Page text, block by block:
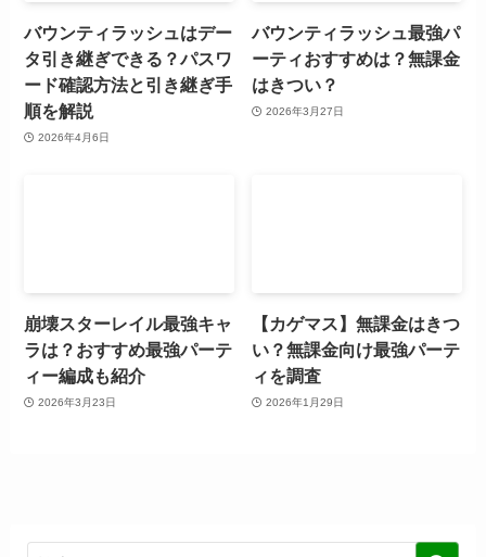
バウンティラッシュはデー
タ引き継ぎできる？パスワ
ード確認方法と引き継ぎ手
順を解説
2026年4月6日
バウンティラッシュ最強パ
ーティおすすめは？無課金
はきつい？
2026年3月27日
崩壊スターレイル最強キャ
ラは？おすすめ最強パーテ
ィー編成も紹介
2026年3月23日
【カゲマス】無課金はきつ
い？無課金向け最強パーテ
ィを調査
2026年1月29日